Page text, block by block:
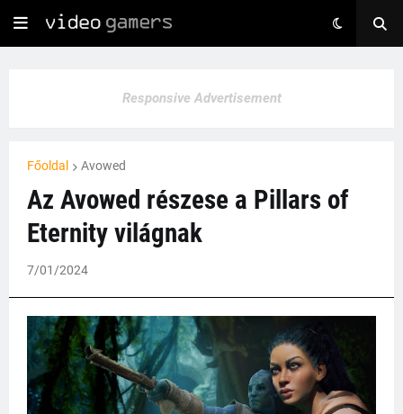
Responsive Advertisement
Főoldal Avowed
Az Avowed részese a Pillars of
Eternity világnak
7/01/2024